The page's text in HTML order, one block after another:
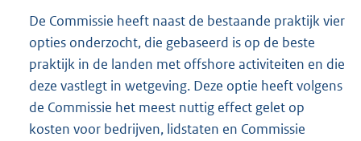
De Commissie heeft naast de bestaande praktijk vier
opties onderzocht, die gebaseerd is op de beste
praktijk in de landen met offshore activiteiten en die
deze vastlegt in wetgeving. Deze optie heeft volgens
de Commissie het meest nuttig effect gelet op
kosten voor bedrijven, lidstaten en Commissie